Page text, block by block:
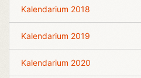
Kalendarium 2018
Kalendarium 2019
Kalendarium 2020